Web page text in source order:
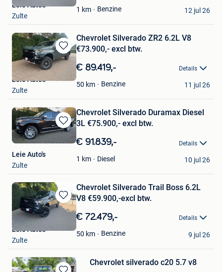
Favorieten
1 km Benzine
Leie Auto's
Zulte
12 jul 26
Bewaren
in
Mijn
Favorieten
Chevrolet Silverado ZR2 6.2L V8
€73.900,- excl btw.
€ 89.419,- Details
50 km Benzine
Leie Auto's
Zulte
11 jul 26
Bewaren
Favorieten
Chevrolet Silverado Duramax Diesel
3L €75.900,- excl btw.
€ 91.839,- Details
1 km Diesel
Leie Auto's
Zulte
10 jul 26
Bewaren
Favorieten
Chevrolet Silverado Trail Boss 6.2L
V8 €59.900,-excl btw.
€ 72.479,- Details
50 km Benzine
Leie Auto's
Zulte
9 jul 26
Chevrolet silverado c20 5.7 v8